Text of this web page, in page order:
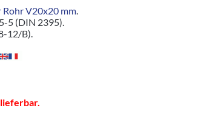
Rohr V20x20 mm.
5 (DIN 2395).
12/B).